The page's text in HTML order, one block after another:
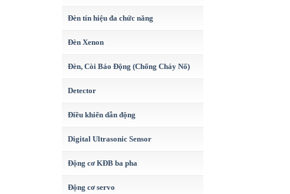
Đèn tín hiệu đa chức năng
Đèn Xenon
Đèn, Còi Báo Động (Chống Cháy Nổ)
Detector
Điều khiển dẫn động
Digital Ultrasonic Sensor
Động cơ KĐB ba pha
Động cơ servo